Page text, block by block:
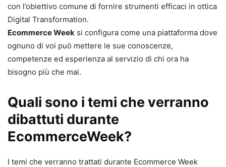
con l’obiettivo comune di fornire strumenti efficaci in ottica
Digital Transformation.
Ecommerce Week si configura come una piattaforma dove
ognuno di voi può mettere le sue conoscenze,
competenze ed esperienza al servizio di chi ora ha
bisogno più che mai.
Quali sono i temi che verranno
dibattuti durante
EcommerceWeek?
I temi che verranno trattati durante Ecommerce Week